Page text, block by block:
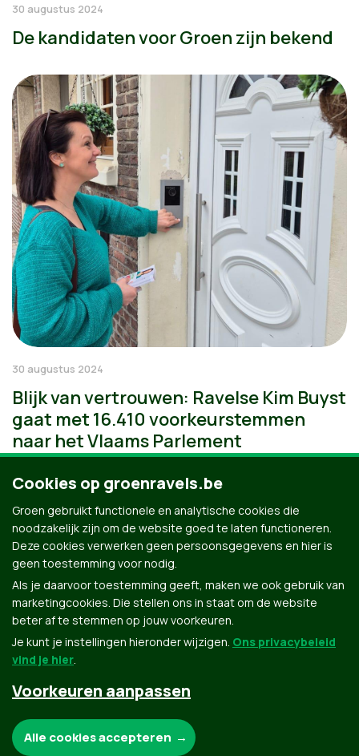
30 augustus 2024
De kandidaten voor Groen zijn bekend
30 augustus 2024
Blijk van vertrouwen: Ravelse Kim Buyst
gaat met 16.410 voorkeurstemmen
naar het Vlaams Parlement
Groen.be
Cookies op groenravels.be
Groen gebruikt functionele en analytische cookies die
noodzakelijk zijn om de website goed te laten functioneren.
Deze cookies verwerken geen persoonsgegevens en hier is
geen toestemming voor nodig.
Als je daarvoor toestemming geeft, maken we ook gebruik van
marketingcookies. Die stellen ons in staat om de website
beter af te stemmen op jouw voorkeuren.
Je kunt je instellingen hieronder wijzigen. Ons privacybeleid
vind je hier.
Voorkeuren aanpassen
Alle cookies accepteren